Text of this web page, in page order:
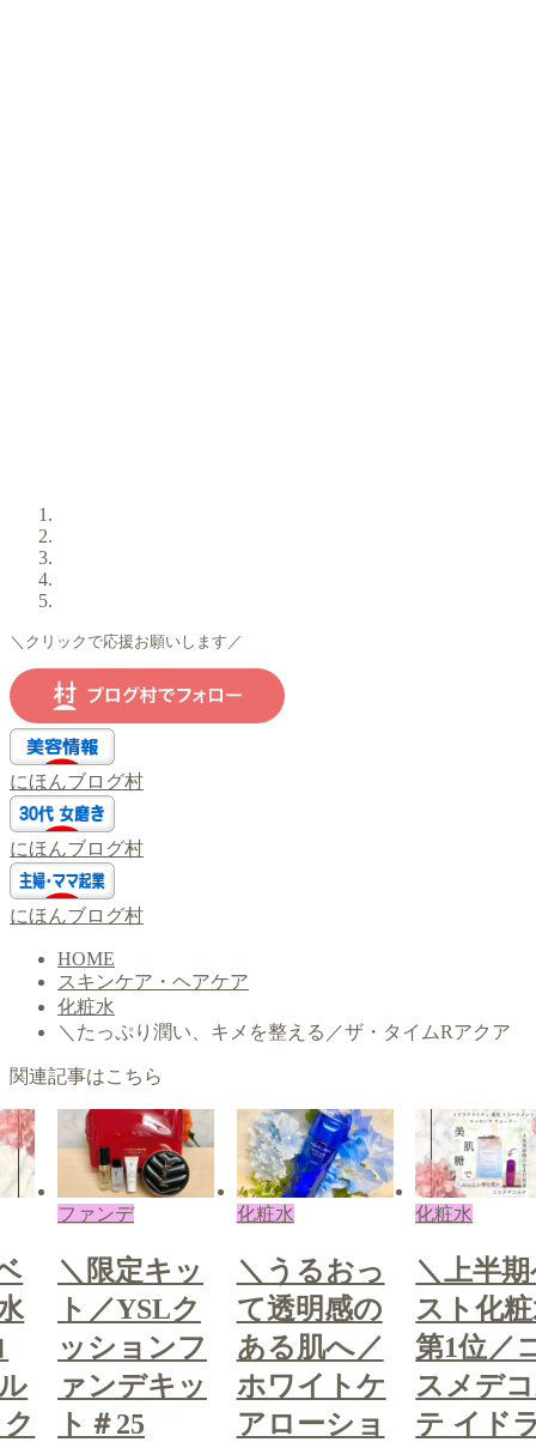
＼クリックで応援お願いします／
にほんブログ村
にほんブログ村
にほんブログ村
HOME
スキンケア・ヘアケア
化粧水
＼たっぷり潤い、キメを整える／ザ・タイムRアクア
関連記事はこちら
化粧水
＼うるおっ
て透明感の
ある肌へ／
ホワイトケ
アローショ
化粧水
＼上半期ベ
スト化粧水
第1位／コ
スメデコル
テ イドラク
ファンデ
＼限定
ト／YSL
ッショ
ァンデ
ト＃25